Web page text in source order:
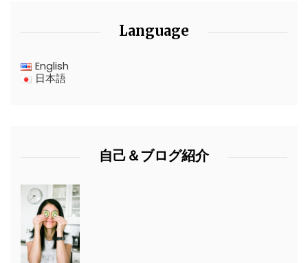
Language
English
日本語
自己＆ブログ紹介